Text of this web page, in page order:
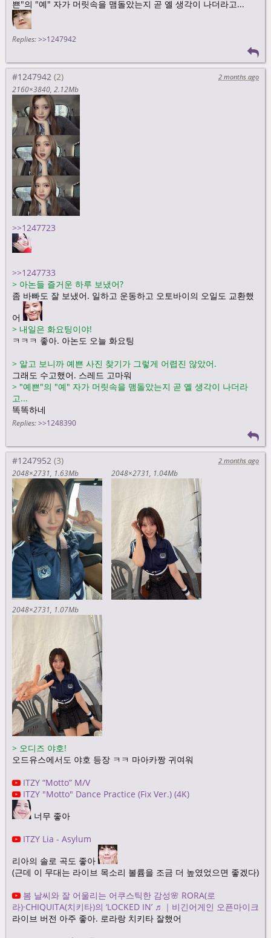
쁜"의 "예" 자가 머릿속을 맴돌았는지 곧 옐 생각이 나더라고...
Replies: >>1247942
#1247942
2 months ago
2160×3840 2.12Mb
>>1247723
>>1247733
> 아논들 즐거운 하루 보냈어?
좀 바빠도 잘 보냈어. 일하고 운동하고 오토바이의 오일도 교환했
어
> 내일은 화요팅이야!
ㅋㅋㅋ 좋아. 아논도 오늘 화요팅
> 알고 보니까 예쁜 사진 찾기가 그렇게 어렵진 않았어.
그래도 수고했어. 스레드 고마워
> "예쁜"의 "예" 자가 머릿속을 맴돌았는지 곧 옐 생각이 나더라
고...
똑똑하네
Replies: >>1248390
#1247952
2 months ago
2048×2731 1.63Mb 2048×2731 1.04Mb
2048×2731 1.07Mb
> 오디즈 야호!
오드유스에서도 야호 등장 ㅋㅋ 마아카짱 귀여워
ITZY “Motto” M/V
ITZY "Motto" Dance Practice (Fix Ver.) (4K)
너무 좋아
ITZY Lia - Asylum
리아의 솔로 곡도 좋아
(근데 이 무대는 라이브 목소리 볼륨을 조금 더 높였었으면 좋겠다)
봄 날씨와 잘 어울리는 어쿠스틱한 감성🌸 RORA(로
라)·CHIQUITA(치키타)의 ‘LOCKED IN’ ♬｜비긴어게인 오픈마이크
라이브 버전 아주 좋아. 로라랑 치키타 잘했어